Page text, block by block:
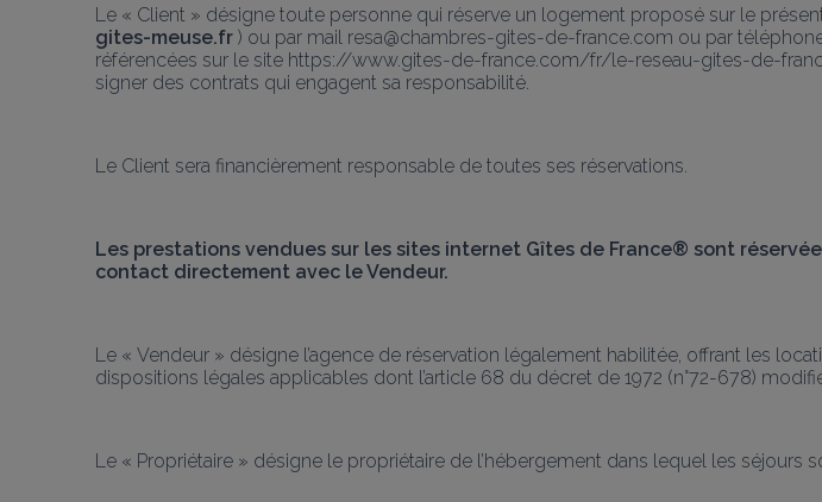
Le « Client » désigne toute personne qui réserve un logement proposé sur le
gites-meuse.fr ) ou par mail resa@chambres-gites-de-france.com ou par
référencées sur le site https://www.gites-de-france.com/fr/le-reseau-gites-de-
signer des contrats qui engagent sa responsabilité.
Le Client sera financièrement responsable de toutes ses réservations.
Les prestations vendues sur les sites internet Gîtes de France® sont
contact directement avec le Vendeur.
Le « Vendeur » désigne l’agence de réservation légalement habilitée, offrant les
dispositions légales applicables dont l’article 68 du décret de 1972 (n°72-678)
Le « Propriétaire » désigne le propriétaire de l’hébergement dans lequel les séjours